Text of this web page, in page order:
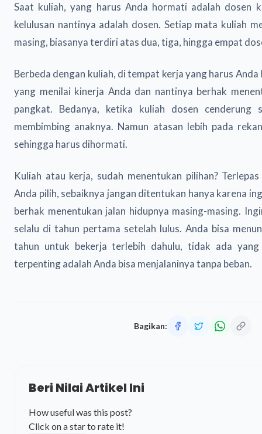
Saat kuliah, yang harus Anda hormati adalah dosen
kelulusan nantinya adalah dosen. Setiap mata kuliah
masing, biasanya terdiri atas dua, tiga, hingga empat
Berbeda dengan kuliah, di tempat kerja yang harus
yang menilai kinerja Anda dan nantinya berhak
pangkat. Bedanya, ketika kuliah dosen
membimbing anaknya. Namun atasan lebih pada
sehingga harus dihormati.
Kuliah atau kerja, sudah menentukan pilihan?
Anda pilih, sebaiknya jangan ditentukan hanya karena
berhak menentukan jalan hidupnya masing-masing.
selalu di tahun pertama setelah lulus. Anda bisa
tahun untuk bekerja terlebih dahulu, tidak ada
terpenting adalah Anda bisa menjalaninya tanpa beban.
Bagikan:
Beri Nilai Artikel Ini
How useful was this post?
Click on a star to rate it!